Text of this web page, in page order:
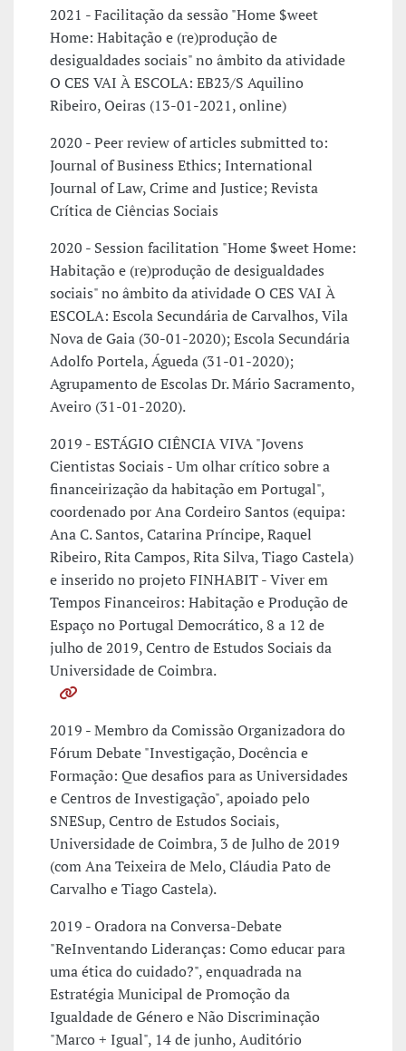
2021 - Facilitação da sessão "Home $weet
Home: Habitação e (re)produção de
desigualdades sociais" no âmbito da atividade
O CES VAI À ESCOLA: EB23/S Aquilino
Ribeiro, Oeiras (13-01-2021, online)
2020 - Peer review of articles submitted to:
Journal of Business Ethics; International
Journal of Law, Crime and Justice; Revista
Crítica de Ciências Sociais
2020 - Session facilitation "Home $weet Home:
Habitação e (re)produção de desigualdades
sociais" no âmbito da atividade O CES VAI À
ESCOLA: Escola Secundária de Carvalhos, Vila
Nova de Gaia (30-01-2020); Escola Secundária
Adolfo Portela, Águeda (31-01-2020);
Agrupamento de Escolas Dr. Mário Sacramento,
Aveiro (31-01-2020).
2019 - ESTÁGIO CIÊNCIA VIVA "Jovens
Cientistas Sociais - Um olhar crítico sobre a
financeirização da habitação em Portugal",
coordenado por Ana Cordeiro Santos (equipa:
Ana C. Santos, Catarina Príncipe, Raquel
Ribeiro, Rita Campos, Rita Silva, Tiago Castela)
e inserido no projeto FINHABIT - Viver em
Tempos Financeiros: Habitação e Produção de
Espaço no Portugal Democrático, 8 a 12 de
julho de 2019, Centro de Estudos Sociais da
Universidade de Coimbra.
2019 - Membro da Comissão Organizadora do
Fórum Debate "Investigação, Docência e
Formação: Que desafios para as Universidades
e Centros de Investigação", apoiado pelo
SNESup, Centro de Estudos Sociais,
Universidade de Coimbra, 3 de Julho de 2019
(com Ana Teixeira de Melo, Cláudia Pato de
Carvalho e Tiago Castela).
2019 - Oradora na Conversa-Debate
"ReInventando Lideranças: Como educar para
uma ética do cuidado?", enquadrada na
Estratégia Municipal de Promoção da
Igualdade de Género e Não Discriminação
"Marco + Igual", 14 de junho, Auditório